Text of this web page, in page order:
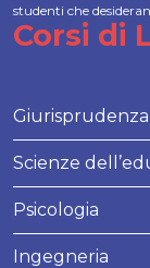
studenti che
Corsi di
Giurisprudenza
Scienze
Psicologia
Ingegneria